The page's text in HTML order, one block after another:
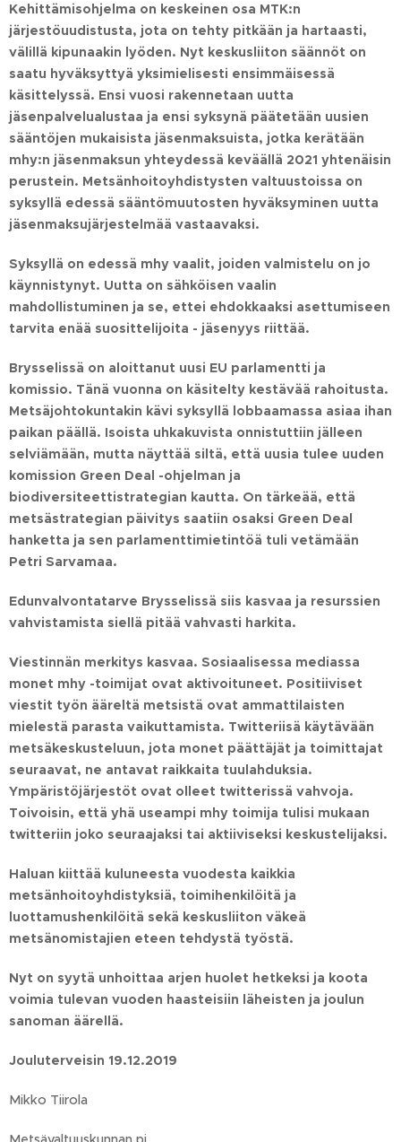
Kehittämisohjelma on keskeinen osa MTK:n
järjestöuudistusta, jota on tehty pitkään ja hartaasti,
välillä kipunaakin lyöden. Nyt keskusliiton säännöt on
saatu hyväksyttyä yksimielisesti ensimmäisessä
käsittelyssä. Ensi vuosi rakennetaan uutta
jäsenpalvelualustaa ja ensi syksynä päätetään uusien
sääntöjen mukaisista jäsenmaksuista, jotka kerätään
mhy:n jäsenmaksun yhteydessä keväällä 2021 yhtenäisin
perustein. Metsänhoitoyhdistysten valtuustoissa on
syksyllä edessä sääntömuutosten hyväksyminen uutta
jäsenmaksujärjestelmää vastaavaksi.
Syksyllä on edessä mhy vaalit, joiden valmistelu on jo
käynnistynyt. Uutta on sähköisen vaalin
mahdollistuminen ja se, ettei ehdokkaaksi asettumiseen
tarvita enää suosittelijoita - jäsenyys riittää.
Brysselissä on aloittanut uusi EU parlamentti ja
komissio. Tänä vuonna on käsitelty kestävää rahoitusta.
Metsäjohtokuntakin kävi syksyllä lobbaamassa asiaa ihan
paikan päällä. Isoista uhkakuvista onnistuttiin jälleen
selviämään, mutta näyttää siltä, että uusia tulee uuden
komission Green Deal -ohjelman ja
biodiversiteettistrategian kautta. On tärkeää, että
metsästrategian päivitys saatiin osaksi Green Deal
hanketta ja sen parlamenttimietintöä tuli vetämään
Petri Sarvamaa.
Edunvalvontatarve Brysselissä siis kasvaa ja resurssien
vahvistamista siellä pitää vahvasti harkita.
Viestinnän merkitys kasvaa. Sosiaalisessa mediassa
monet mhy -toimijat ovat aktivoituneet. Positiiviset
viestit työn ääreltä metsistä ovat ammattilaisten
mielestä parasta vaikuttamista. Twitteriisä käytävään
metsäkeskusteluun, jota monet päättäjät ja toimittajat
seuraavat, ne antavat raikkaita tuulahduksia.
Ympäristöjärjestöt ovat olleet twitterissä vahvoja.
Toivoisin, että yhä useampi mhy toimija tulisi mukaan
twitteriin joko seuraajaksi tai aktiiviseksi keskustelijaksi.
Haluan kiittää kuluneesta vuodesta kaikkia
metsänhoitoyhdistyksiä, toimihenkilöitä ja
luottamushenkilöitä sekä keskusliiton väkeä
metsänomistajien eteen tehdystä työstä.
Nyt on syytä unhoittaa arjen huolet hetkeksi ja koota
voimia tulevan vuoden haasteisiin läheisten ja joulun
sanoman äärellä.
Jouluterveisin 19.12.2019
Mikko Tiirola